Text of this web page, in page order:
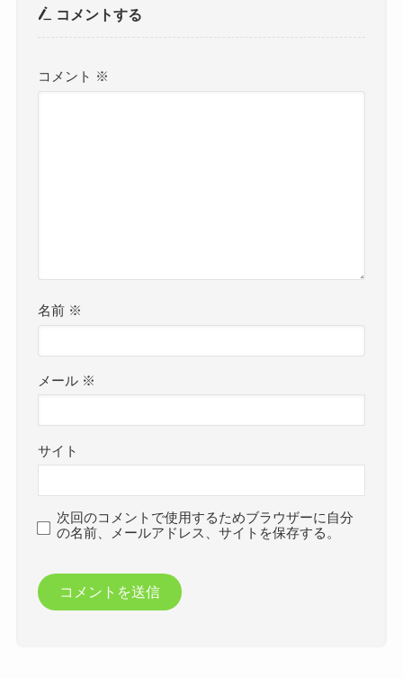
コメントする
コメント ※
名前 ※
メール ※
サイト
次回のコメントで使用するためブラウザーに自分
の名前、メールアドレス、サイトを保存する。